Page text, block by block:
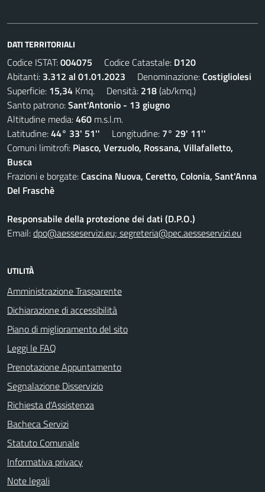
DATI TERRITORIALI
Codice ISTAT:004075 Codice Catastale: D120
Abitanti: 3.312 al 01.01.2023 Denominazione:Costigliolesi
Superficie: 15,34 Kmq. Densità: 218(ab/kmq.)
Santo patrono:Sant'Antonio - 13 giugno
Altitudine media:460 m.s.l.m.
Latitudine:44° 33' 51'' Longitudine: 7° 29' 11''
Comuni limitrofi: Piasco, Verzuolo, Rossana, Villafalletto,
Busca
Frazioni e borgate:Cascina Nuova, Ceretto, Colonia, Sant'Anna
Del Fraschè
Responsabile della protezione dei dati (D.P.O.)
Email:dpo@aesseservizi.eu; segreteria@pec.aesseservizi.eu
UTILITÀ
Amministrazione Trasparente
Dichiarazione di accessibilità
Piano di miglioramento del sito
Leggi le FAQ
Prenotazione Appuntamento
Segnalazione Disservizio
Richiesta d'Assistenza
Bacheca Servizi
Statuto Comunale
Informativa privacy
Note legali